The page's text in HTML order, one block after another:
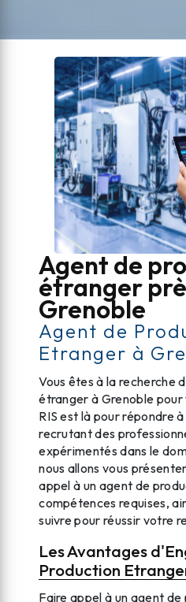
Agent de
étranger
Grenoble
Agent de
Etranger à
Vous êtes à la recherche
étranger à Grenoble
RIS est là pour répondre
recrutant des
expérimentés dans le
nous allons vous
appel à un agent de
compétences requises,
suivre pour réussir votre
Les Avantages
Production
Faire appel à un agent